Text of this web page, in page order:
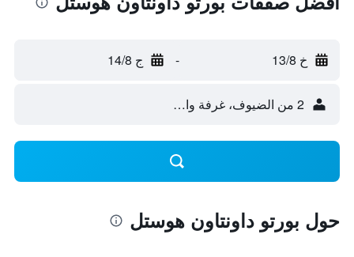
خ 13/8 - ج 14/8
2 من الضيوف، غرفة واحدة
حول بورتو داونتاون هوستل